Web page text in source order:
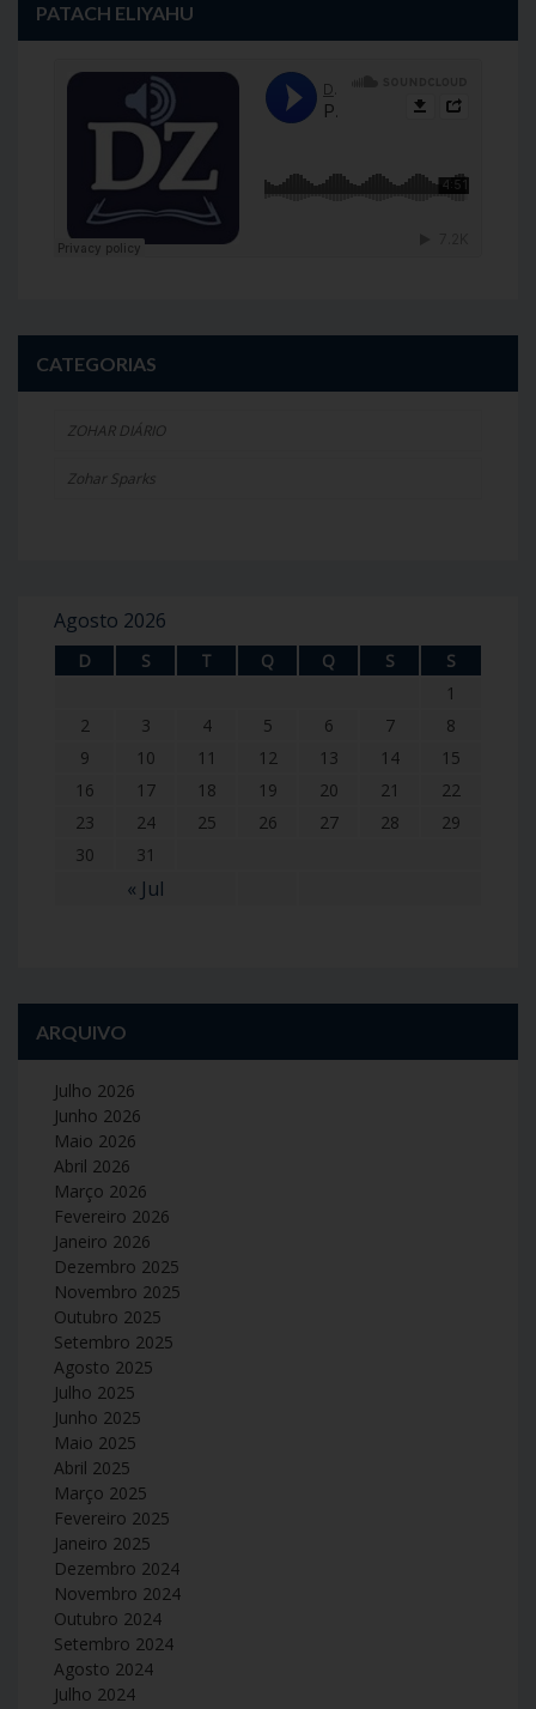
PATACH ELIYAHU
CATEGORIAS
ZOHAR DIÁRIO
Zohar Sparks
Agosto 2026
D S T Q Q S S
« Jul
1
2
3 4 5 6 7
8
9
10 11 12 13 14
15
16
17 18 19 20 21
22
23
24 25 26 27 28
29
30
31
ARQUIVO
Julho 2026
Junho 2026
Maio 2026
Abril 2026
Março 2026
Fevereiro 2026
Janeiro 2026
Dezembro 2025
Novembro 2025
Outubro 2025
Setembro 2025
Agosto 2025
Julho 2025
Junho 2025
Maio 2025
Abril 2025
Março 2025
Fevereiro 2025
Janeiro 2025
Dezembro 2024
Novembro 2024
Outubro 2024
Setembro 2024
Agosto 2024
Julho 2024